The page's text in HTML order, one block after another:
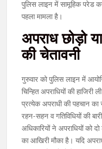
पुलिस लाइन में सामूहिक परेड
पहला मामला है।
अपराध छोड़ो
की चेतावनी
गुरुवार को पुलिस लाइन में
चिन्हित अपराधियों की हाजिरी
प्रत्येक अपराधी की पहचान
रहन-सहन व गतिविधियों की
अधिकारियों ने अपराधियों को
का आखिरी मौका है। यदि